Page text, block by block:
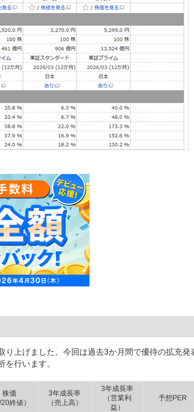
上げました。今回は過去3か月間で優待の拡充発
行います。
株価
20終値）
3年成長率
（売上高）
3年成長率
（営業利
益）
予想PER